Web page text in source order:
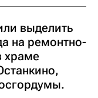
выделить
на ремонтно-
храме